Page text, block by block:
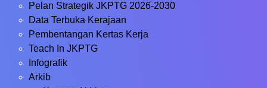
Pelan Strategik JKPTG 2026-2030
Data Terbuka Kerajaan
Pembentangan Kertas Kerja
Teach In JKPTG
Infografik
Arkib